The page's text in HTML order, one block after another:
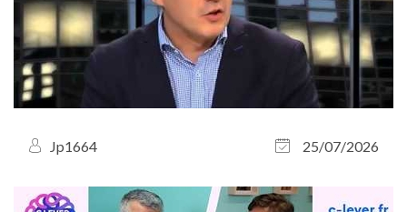
Jp1664 25/07/2026